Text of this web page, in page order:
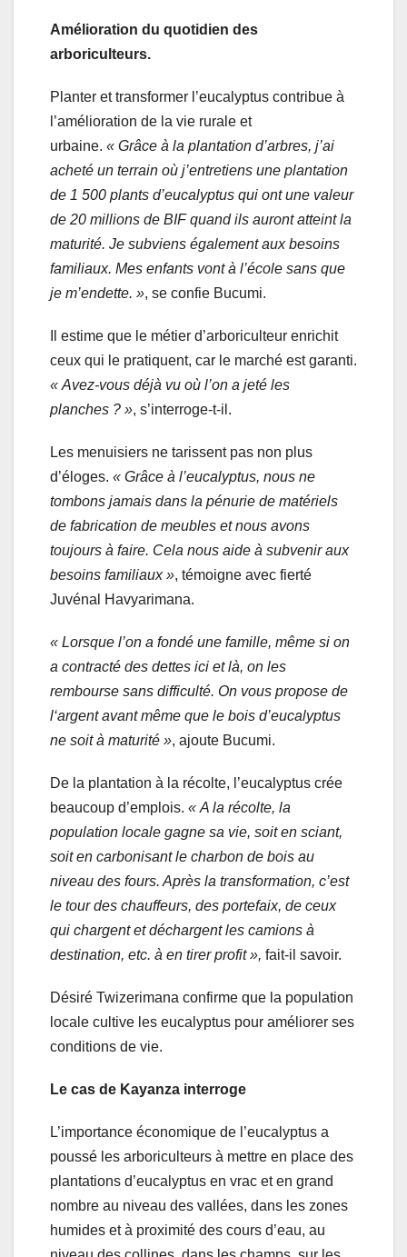
Amélioration du quotidien des
arboriculteurs.
Planter et transformer l’eucalyptus contribue à
l’amélioration de la vie rurale et
urbaine. « Grâce à la plantation d’arbres, j’ai
acheté un terrain où j’entretiens une plantation
de 1 500 plants d’eucalyptus qui ont une valeur
de 20 millions de BIF quand ils auront atteint la
maturité. Je subviens également aux besoins
familiaux. Mes enfants vont à l’école sans que
je m’endette. », se confie Bucumi.
Il estime que le métier d’arboriculteur enrichit
ceux qui le pratiquent, car le marché est garanti.
« Avez-vous déjà vu où l’on a jeté les
planches ? », s’interroge-t-il.
Les menuisiers ne tarissent pas non plus
d’éloges. « Grâce à l’eucalyptus, nous ne
tombons jamais dans la pénurie de matériels
de fabrication de meubles et nous avons
toujours à faire. Cela nous aide à subvenir aux
besoins familiaux », témoigne avec fierté
Juvénal Havyarimana.
« Lorsque l’on a fondé une famille, même si on
a contracté des dettes ici et là, on les
rembourse sans difficulté. On vous propose de
l‘argent avant même que le bois d’eucalyptus
ne soit à maturité », ajoute Bucumi.
De la plantation à la récolte, l’eucalyptus crée
beaucoup d’emplois. « A la récolte, la
population locale gagne sa vie, soit en sciant,
soit en carbonisant le charbon de bois au
niveau des fours. Après la transformation, c’est
le tour des chauffeurs, des portefaix, de ceux
qui chargent et déchargent les camions à
destination, etc. à en tirer profit », fait-il savoir.
Désiré Twizerimana confirme que la population
locale cultive les eucalyptus pour améliorer ses
conditions de vie.
Le cas de Kayanza interroge
L’importance économique de l’eucalyptus a
poussé les arboriculteurs à mettre en place des
plantations d’eucalyptus en vrac et en grand
nombre au niveau des vallées, dans les zones
humides et à proximité des cours d’eau, au